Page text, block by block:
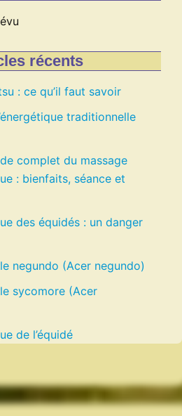
récents
: ce qu’il faut savoir
traditionnelle
complet du massage
: bienfaits, séance et
des équidés : un danger
negundo (Acer negundo)
sycomore (Acer
de l’équidé